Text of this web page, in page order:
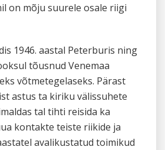
on mõju suurele osale riigi
1946. aastal Peterburis ning
tõusnud Venemaa
võtmetegelaseks. Pärast
astus ta kiriku välissuhete
tal tihti reisida ka
kontakte teiste riikide ja
avalikustatud toimikud